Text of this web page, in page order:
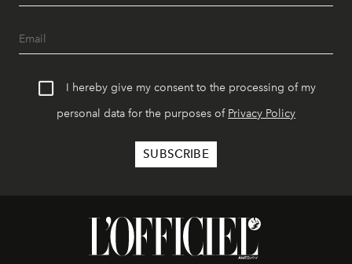
I hereby give my consent to the processing of my
personal data for the purposes of Privacy Policy